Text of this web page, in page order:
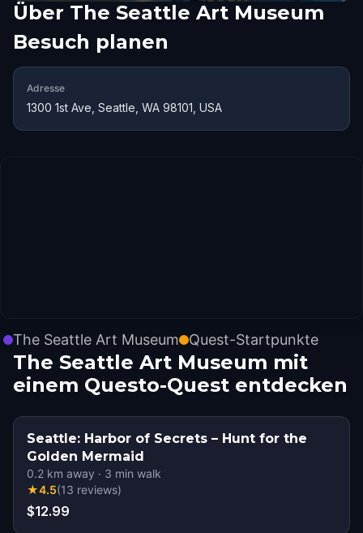
Über The Seattle Art Museum
Besuch planen
Adresse
1300 1st Ave, Seattle, WA 98101, USA
The Seattle Art Museum Quest-Startpunkte
The Seattle Art Museum mit
einem Questo-Quest entdecken
Seattle: Harbor of Secrets – Hunt for the
Golden Mermaid
0.2 km away · 3 min walk
★4.5(13 reviews)
$12.99